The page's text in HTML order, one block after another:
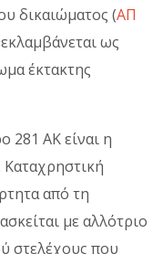
δικαιώματος (ΑΠ
ως
έκτακτης
281 ΑΚ είναι η
Καταχρηστική
από τη
με αλλότριο
στελέχους που